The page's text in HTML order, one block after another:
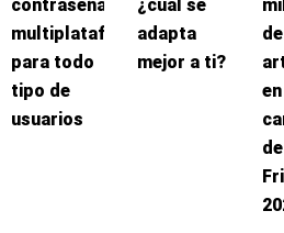
contraseñas
multiplataforma
para todo
tipo de
usuarios
¿cuál se
adapta
mejor a ti?
de